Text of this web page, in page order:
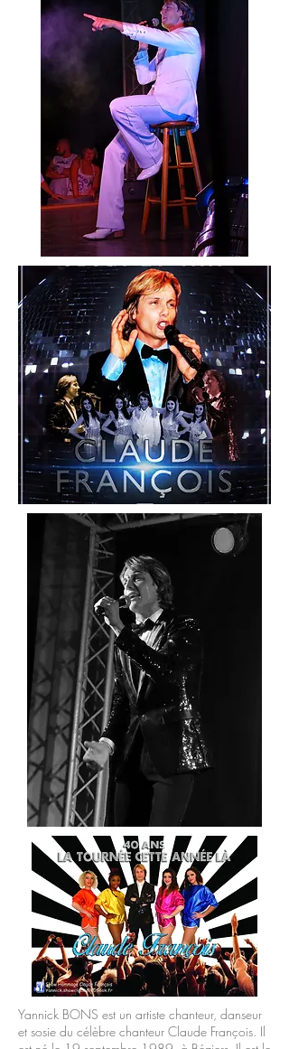
Yannick BONS est un artiste chanteur, danseur
et sosie du célèbre chanteur Claude François. Il